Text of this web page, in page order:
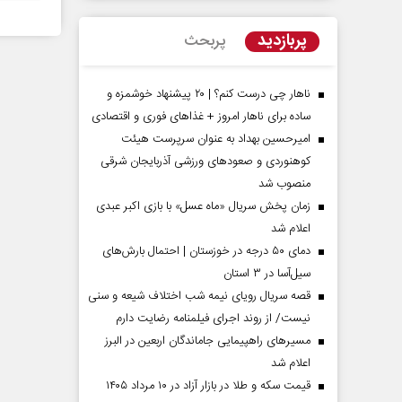
پربازدید پربحث
ناهار چی درست کنم؟ | ۲۰ پیشنهاد خوشمزه و
ساده برای ناهار امروز + غذاهای فوری و اقتصادی
امیرحسین بهداد به عنوان سرپرست هیئت
کوهنوردی و صعودهای ورزشی آذربایجان شرقی
منصوب شد
زمان پخش سریال «ماه عسل» با بازی اکبر عبدی
اعلام شد
دمای ۵۰ درجه در خوزستان | احتمال بارش‌های
سیل‌آسا در ۳ استان
قصه سریال رویای نیمه شب اختلاف شیعه و سنی
نیست/ از روند اجرای فیلمنامه رضایت دارم
مسیر‌های راهپیمایی جاماندگان اربعین در البرز
اعلام شد
قیمت سکه و طلا در بازار آزاد در ۱۰ مرداد ۱۴۰۵
صفحات نخست روزنامه ها‌ی‌سه‌شنبه ۶ مردادماه